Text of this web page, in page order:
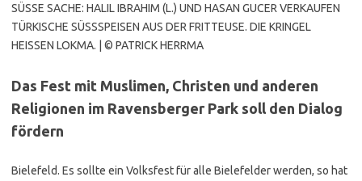
SÜSSE SACHE: HALIL IBRAHIM (L.) UND HASAN GUCER VERKAUFEN
TÜRKISCHE SÜSSSPEISEN AUS DER FRITTEUSE. DIE KRINGEL
HEISSEN LOKMA. | © PATRICK HERRMA
Das Fest mit Muslimen, Christen und anderen
Religionen im Ravensberger Park soll den Dialog
fördern
Bielefeld. Es sollte ein Volksfest für alle Bielefelder werden, so hat